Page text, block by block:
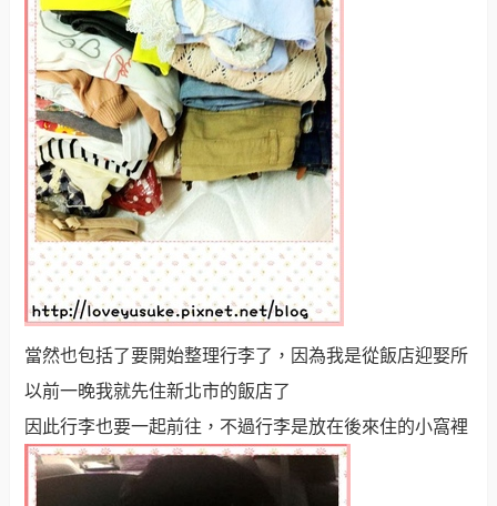
當然也包括了要開始整理行李了，因為我是從飯店迎娶所
以前一晚我就先住新北市的飯店了
因此行李也要一起前往，不過行李是放在後來住的小窩裡